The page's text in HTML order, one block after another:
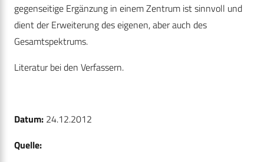
gegenseitige Ergänzung in einem Zentrum ist sinnvoll und
dient der Erweiterung des eigenen, aber auch des
Gesamtspektrums.
Literatur bei den Verfassern.
Datum: 24.12.2012
Quelle: